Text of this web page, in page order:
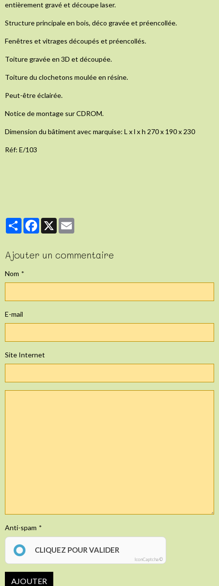
entièrement gravé et découpe laser.
Structure principale en bois, déco gravée et préencollée.
Fenêtres et vitrages découpés et préencollés.
Toiture gravée en 3D et découpée.
Toiture du clochetons moulée en résine.
Peut-être éclairée.
Notice de montage sur CDROM.
Dimension du bâtiment avec marquise: L x l x h 270 x 190 x 230
Réf: E/103
PartagerFacebook
X
Ajouter un commentaire
Nom
E-mail
Site Internet
Anti-spam
CLIQUEZ POUR VALIDER
IconCaptcha ©
AJOUTER